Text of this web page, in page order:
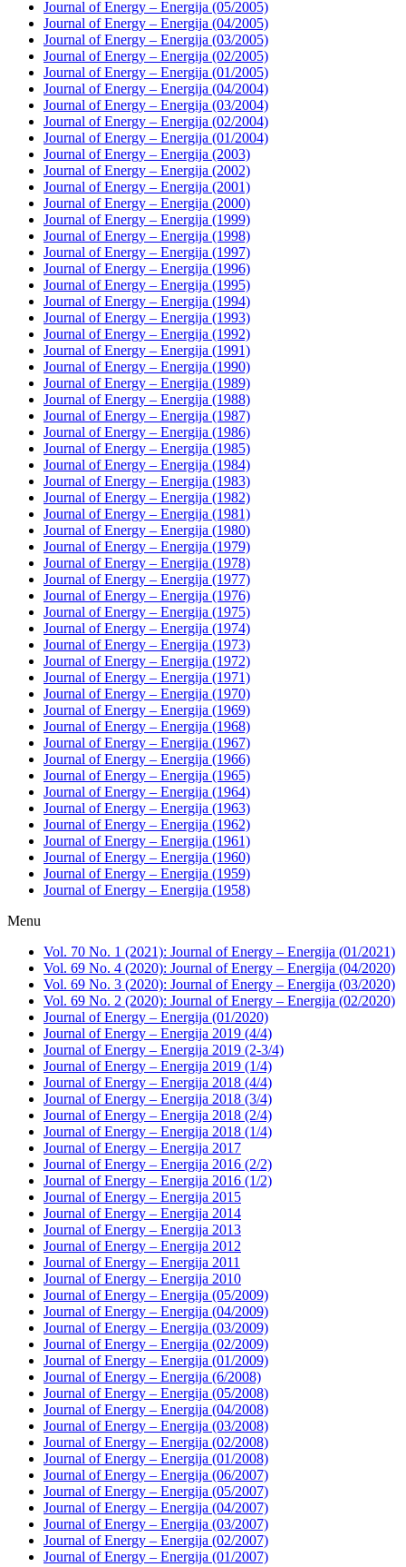
Journal of Energy – Energija (05/2005)
Journal of Energy – Energija (04/2005)
Journal of Energy – Energija (03/2005)
Journal of Energy – Energija (02/2005)
Journal of Energy – Energija (01/2005)
Journal of Energy – Energija (04/2004)
Journal of Energy – Energija (03/2004)
Journal of Energy – Energija (02/2004)
Journal of Energy – Energija (01/2004)
Journal of Energy – Energija (2003)
Journal of Energy – Energija (2002)
Journal of Energy – Energija (2001)
Journal of Energy – Energija (2000)
Journal of Energy – Energija (1999)
Journal of Energy – Energija (1998)
Journal of Energy – Energija (1997)
Journal of Energy – Energija (1996)
Journal of Energy – Energija (1995)
Journal of Energy – Energija (1994)
Journal of Energy – Energija (1993)
Journal of Energy – Energija (1992)
Journal of Energy – Energija (1991)
Journal of Energy – Energija (1990)
Journal of Energy – Energija (1989)
Journal of Energy – Energija (1988)
Journal of Energy – Energija (1987)
Journal of Energy – Energija (1986)
Journal of Energy – Energija (1985)
Journal of Energy – Energija (1984)
Journal of Energy – Energija (1983)
Journal of Energy – Energija (1982)
Journal of Energy – Energija (1981)
Journal of Energy – Energija (1980)
Journal of Energy – Energija (1979)
Journal of Energy – Energija (1978)
Journal of Energy – Energija (1977)
Journal of Energy – Energija (1976)
Journal of Energy – Energija (1975)
Journal of Energy – Energija (1974)
Journal of Energy – Energija (1973)
Journal of Energy – Energija (1972)
Journal of Energy – Energija (1971)
Journal of Energy – Energija (1970)
Journal of Energy – Energija (1969)
Journal of Energy – Energija (1968)
Journal of Energy – Energija (1967)
Journal of Energy – Energija (1966)
Journal of Energy – Energija (1965)
Journal of Energy – Energija (1964)
Journal of Energy – Energija (1963)
Journal of Energy – Energija (1962)
Journal of Energy – Energija (1961)
Journal of Energy – Energija (1960)
Journal of Energy – Energija (1959)
Journal of Energy – Energija (1958)
Menu
Vol. 70 No. 1 (2021): Journal of Energy – Energija (01/2021)
Vol. 69 No. 4 (2020): Journal of Energy – Energija (04/2020)
Vol. 69 No. 3 (2020): Journal of Energy – Energija (03/2020)
Vol. 69 No. 2 (2020): Journal of Energy – Energija (02/2020)
Journal of Energy – Energija (01/2020)
Journal of Energy – Energija 2019 (4/4)
Journal of Energy – Energija 2019 (2-3/4)
Journal of Energy – Energija 2019 (1/4)
Journal of Energy – Energija 2018 (4/4)
Journal of Energy – Energija 2018 (3/4)
Journal of Energy – Energija 2018 (2/4)
Journal of Energy – Energija 2018 (1/4)
Journal of Energy – Energija 2017
Journal of Energy – Energija 2016 (2/2)
Journal of Energy – Energija 2016 (1/2)
Journal of Energy – Energija 2015
Journal of Energy – Energija 2014
Journal of Energy – Energija 2013
Journal of Energy – Energija 2012
Journal of Energy – Energija 2011
Journal of Energy – Energija 2010
Journal of Energy – Energija (05/2009)
Journal of Energy – Energija (04/2009)
Journal of Energy – Energija (03/2009)
Journal of Energy – Energija (02/2009)
Journal of Energy – Energija (01/2009)
Journal of Energy – Energija (6/2008)
Journal of Energy – Energija (05/2008)
Journal of Energy – Energija (04/2008)
Journal of Energy – Energija (03/2008)
Journal of Energy – Energija (02/2008)
Journal of Energy – Energija (01/2008)
Journal of Energy – Energija (06/2007)
Journal of Energy – Energija (05/2007)
Journal of Energy – Energija (04/2007)
Journal of Energy – Energija (03/2007)
Journal of Energy – Energija (02/2007)
Journal of Energy – Energija (01/2007)